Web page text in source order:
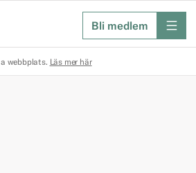
Bli medlem meny
webbplats. Läs mer här